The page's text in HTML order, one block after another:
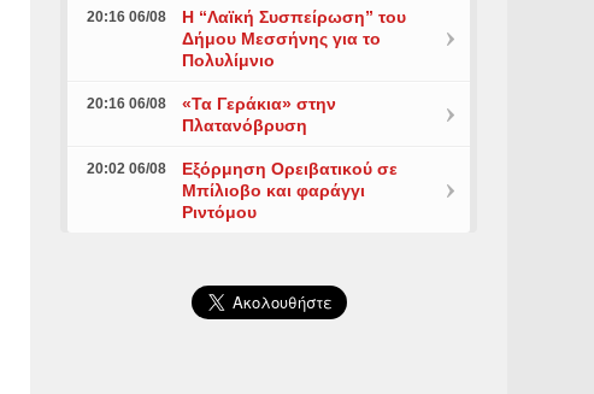
20:16 06/08
Η “Λαϊκή Συσπείρωση” του
Δήμου Μεσσήνης για το
Πολυλίμνιο
20:16 06/08
«Τα Γεράκια» στην
Πλατανόβρυση
20:02 06/08
Εξόρμηση Ορειβατικού σε
Μπίλιοβο και φαράγγι
Ριντόμου